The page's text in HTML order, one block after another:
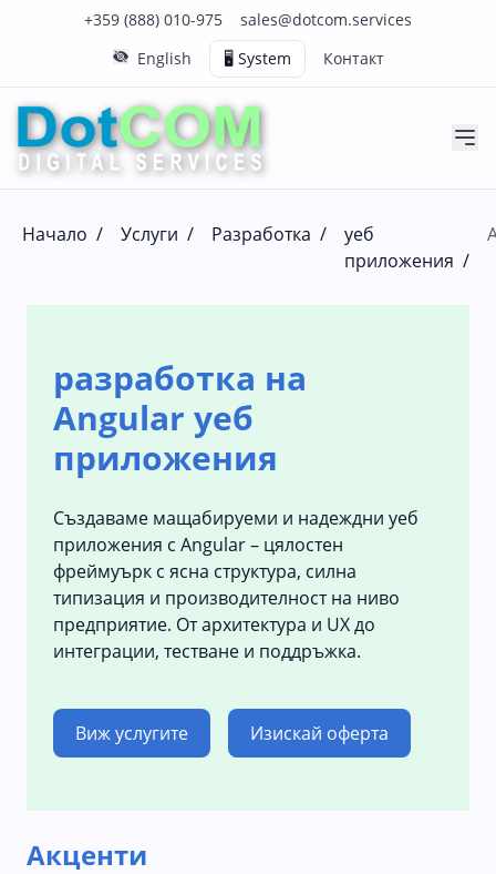
+359 (888) 010-975
Нашия телефонен номер е 0888010975
sales@dotcom.services
Нашия имейл адрес е sales@dotcom.services
English
🖥️ System Контакт
Начало / Услуги / Разработка /
уеб
приложения /
разработка на
Angular уеб
приложения
Създаваме мащабируеми и надеждни уеб
приложения с Angular – цялостен
фреймуърк с ясна структура, силна
типизация и производителност на ниво
предприятие. От архитектура и UX до
интеграции, тестване и поддръжка.
Виж услугите Изискай оферта
Акценти